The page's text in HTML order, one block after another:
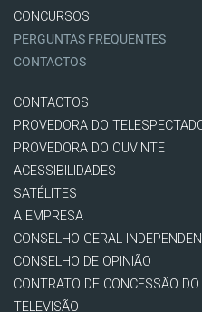
CONCURSOS
PERGUNTAS FREQUENTES
CONTACTOS
CONTACTOS
PROVEDORA DO
PROVEDORA DO OUVINTE
ACESSIBILIDADES
SATÉLITES
A EMPRESA
CONSELHO GERAL
CONSELHO DE OPINIÃO
CONTRATO DE CONCESSÃO
TELEVISÃO